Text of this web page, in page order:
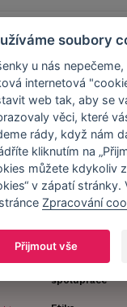
s
Náš příběh
Náš tým
Caresse v
médiích
Naši partneři a
spolupráce
soubory
u nás
internetová
web tak, aby se
věci, které
rády, když nám
kliknutím na
můžete kdykoliv
v zápatí
Zpracování
Přijmout vše